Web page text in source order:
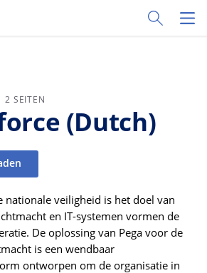
Toggle
2 SEITEN
(Dutch)
nationale veiligheid is het doel van
en IT-systemen vormen de
De oplossing van Pega voor de
is een wendbaar
ontworpen om de organisatie in